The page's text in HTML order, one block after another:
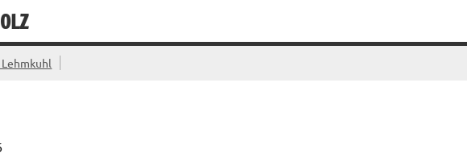
Lehmkuhl